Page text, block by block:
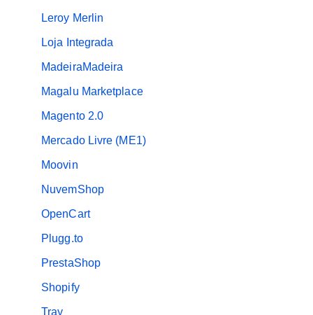
Leroy Merlin
Loja Integrada
MadeiraMadeira
Magalu Marketplace
Magento 2.0
Mercado Livre (ME1)
Moovin
NuvemShop
OpenCart
Plugg.to
PrestaShop
Shopify
Tray